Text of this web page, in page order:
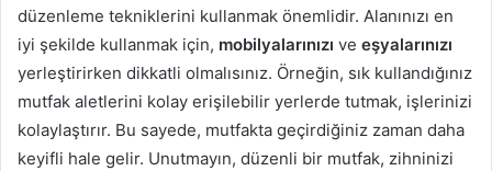
düzenleme tekniklerini kullanmak önemlidir. Alanınızı en
iyi şekilde kullanmak için, mobilyalarınızı ve eşyalarınızı
yerleştirirken dikkatli olmalısınız. Örneğin, sık kullandığınız
mutfak aletlerini kolay erişilebilir yerlerde tutmak, işlerinizi
kolaylaştırır. Bu sayede, mutfakta geçirdiğiniz zaman daha
keyifli hale gelir. Unutmayın, düzenli bir mutfak, zihninizi